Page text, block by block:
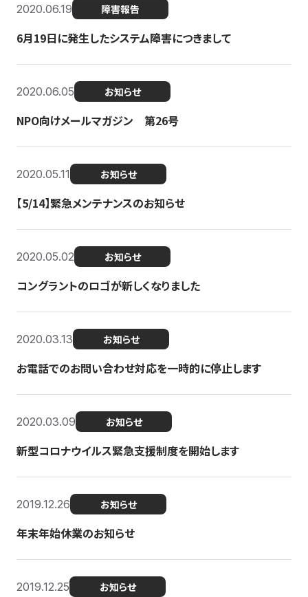
2020.06.19 障害報告
6月19日に発生したシステム障害につきまして
2020.06.05 お知らせ
NPO向けメールマガジン 第26号
2020.05.11 お知らせ
【5/14】緊急メンテナンスのお知らせ
2020.05.02 お知らせ
コングラントのロゴが新しくなりました
2020.03.13 お知らせ
お電話でのお問い合わせ対応を一時的に停止します
2020.03.09 お知らせ
新型コロナウイルス緊急支援制度を開始します
2019.12.26 お知らせ
年末年始休業のお知らせ
2019.12.25 お知らせ